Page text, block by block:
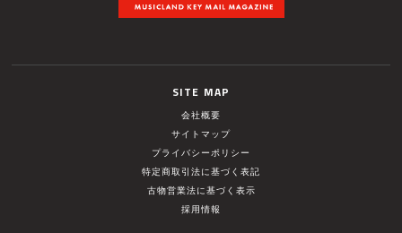
SITE MAP
会社概要
サイトマップ
プライバシーポリシー
特定商取引法に基づく表記
古物営業法に基づく表示
採用情報